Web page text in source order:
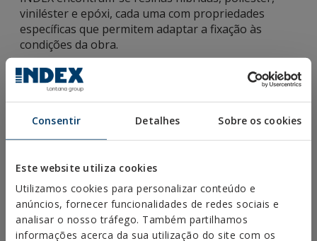
Consentir Detalhes Sobre os cookies
Este website utiliza cookies
Utilizamos cookies para personalizar conteúdo e
anúncios, fornecer funcionalidades de redes sociais e
analisar o nosso tráfego. Também partilhamos
informações acerca da sua utilização do site com os
viniléster e epóxi, cada uma com propriedades
específicas que permitem adaptar a fixação às
condições da obra.
Resinas híbridas
viniléster e epóxi modificada para equilibrar o
desempenho mecânico e os tempos de cura
rápidos. O seu comportamento estável em betão
não fissurado e tijolo torna-as uma opção versátil
VH, concebido para fixações polivalentes em
obras novas e reabilitações, com boa aderência,
resistência química média-alta e uma cura rápida
adequada para instalações interiores e exteriores.